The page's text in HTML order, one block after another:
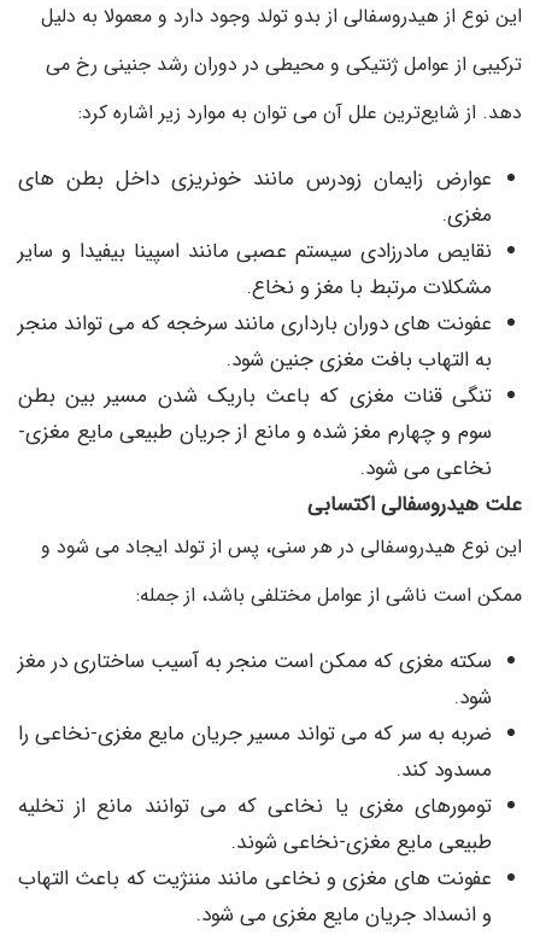
این نوع از هیدروسفالی از بدو تولد وجود دارد و معمولا به دلیل
ترکیبی از عوامل ژنتیکی و محیطی در دوران رشد جنینی رخ می
دهد. از شایع‌ترین علل آن می توان به موارد زیر اشاره کرد:
عوارض زایمان زودرس مانند خونریزی داخل بطن های
مغزی.
نقایص مادرزادی سیستم عصبی مانند اسپینا بیفیدا و سایر
مشکلات مرتبط با مغز و نخاع.
عفونت های دوران بارداری مانند سرخجه که می تواند منجر
به التهاب بافت مغزی جنین شود.
تنگی قنات مغزی که باعث باریک شدن مسیر بین بطن
سوم و چهارم مغز شده و مانع از جریان طبیعی مایع مغزی-
نخاعی می شود.
علت هیدروسفالی اکتسابی
این نوع هیدروسفالی در هر سنی، پس از تولد ایجاد می شود و
ممکن است ناشی از عوامل مختلفی باشد، از جمله:
سکته مغزی که ممکن است منجر به آسیب ساختاری در مغز
شود.
ضربه به سر که می تواند مسیر جریان مایع مغزی-نخاعی را
مسدود کند.
تومورهای مغزی یا نخاعی که می توانند مانع از تخلیه
طبیعی مایع مغزی-نخاعی شوند.
عفونت های مغزی و نخاعی مانند مننژیت که باعث التهاب
و انسداد جریان مایع مغزی می شود.